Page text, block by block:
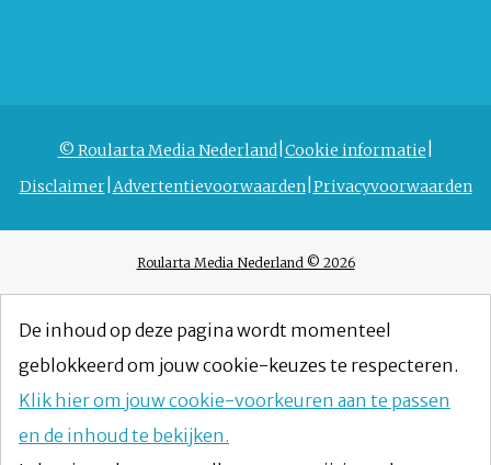
© Roularta Media Nederland Cookie informatie
Disclaimer Advertentievoorwaarden Privacyvoorwaarden
Roularta Media Nederland © 2026
De inhoud op deze pagina wordt momenteel
geblokkeerd om jouw cookie-keuzes te respecteren.
Klik hier om jouw cookie-voorkeuren aan te passen
en de inhoud te bekijken.